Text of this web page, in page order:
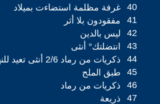
غرفة مظلمة استضاءت بميلاد
40
مفقودون بلا أثر
41
ليس بالدين
42
انتضلتك° أنثى
43
ذكريات من رماد 2/6 أنثى تعيد للنهر الجريان
44
طبق الملح
45
ذكريات من رماد
46
ذريعة
47